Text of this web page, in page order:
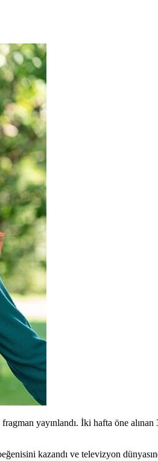
yayınlandı. İki hafta öne alınan
kazandı ve televizyon